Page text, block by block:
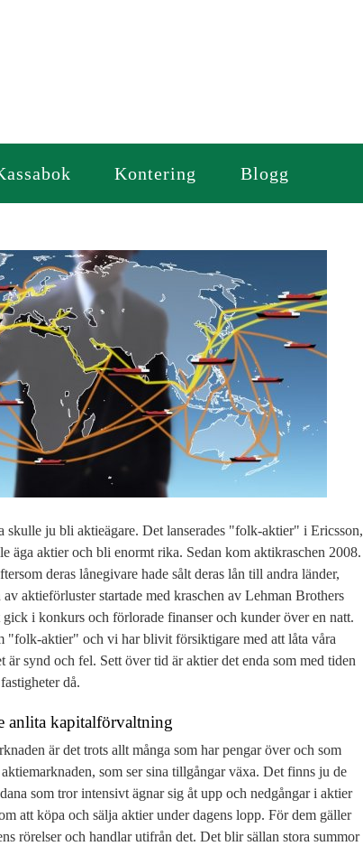
Kontering Blogg
skulle ju bli aktieägare. Det lanserades "folk-aktier" i Ericsson,
äga aktier och bli enormt rika. Sedan kom aktikraschen 2008.
deras lånegivare hade sålt deras lån till andra länder,
aktieförluster startade med kraschen av Lehman Brothers
i konkurs och förlorade finanser och kunder över en natt.
"folk-aktier" och vi har blivit försiktigare med att låta våra
är synd och fel. Sett över tid är aktier det enda som med tiden
då.
anlita kapitalförvaltning
är det trots allt många som har pengar över och som
som ser sina tillgångar växa. Det finns ju de
som tror intensivt ägnar sig åt upp och nedgångar i aktier
att köpa och sälja aktier under dagens lopp. För dem gäller
rörelser och handlar utifrån det. Det blir sällan stora summor